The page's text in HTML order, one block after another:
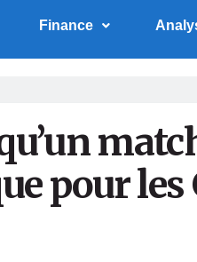
Finance
pour les